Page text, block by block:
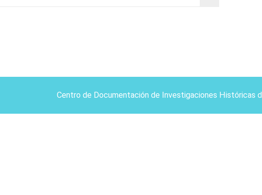
Centro de Documentación de Investigaciones Históricas